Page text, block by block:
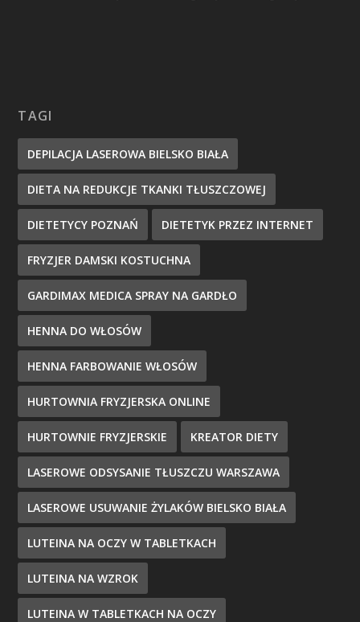
TAGI
DEPILACJA LASEROWA BIELSKO BIAŁA
DIETA NA REDUKCJE TKANKI TŁUSZCZOWEJ
DIETETYCY POZNAŃ DIETETYK PRZEZ INTERNET
FRYZJER DAMSKI KOSTUCHNA
GARDIMAX MEDICA SPRAY NA GARDŁO
HENNA DO WŁOSÓW
HENNA FARBOWANIE WŁOSÓW
HURTOWNIA FRYZJERSKA ONLINE
HURTOWNIE FRYZJERSKIE KREATOR DIETY
LASEROWE ODSYSANIE TŁUSZCZU WARSZAWA
LASEROWE USUWANIE ŻYLAKÓW BIELSKO BIAŁA
LUTEINA NA OCZY W TABLETKACH
LUTEINA NA WZROK
LUTEINA W TABLETKACH NA OCZY